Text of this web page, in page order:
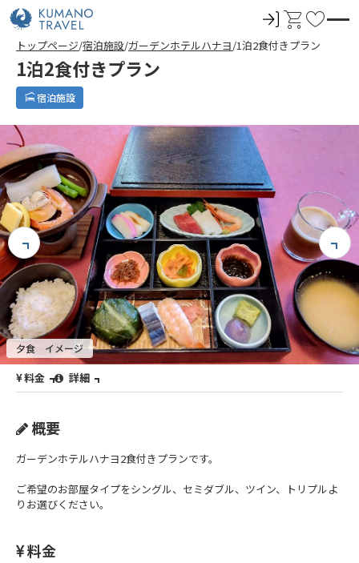
ロ
グ
イ
カ
ー
ト
お
気
に
トップページ 宿泊施設 ガーデンホテルハナヨ 1泊2食付きプラン
1泊2食付きプラン
宿泊施設
夕食 イメージ
料金 詳細
概要
ガーデンホテルハナヨ2食付きプランです。
ご希望のお部屋タイプをシングル、セミダブル、ツイン、トリプルよ
りお選びください。
料金